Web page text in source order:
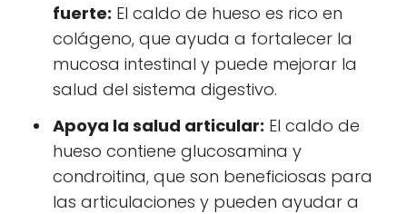
fuerte: El caldo de hueso es rico en
colágeno, que ayuda a fortalecer la
mucosa intestinal y puede mejorar la
salud del sistema digestivo.
Apoya la salud articular: El caldo de
hueso contiene glucosamina y
condroitina, que son beneficiosas para
las articulaciones y pueden ayudar a